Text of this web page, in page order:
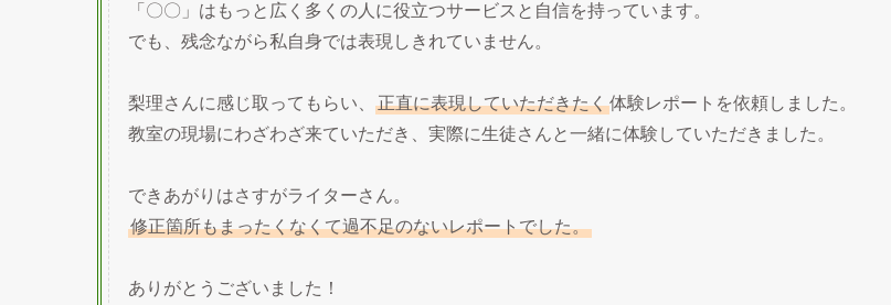
「〇〇」はもっと広く多くの人に役立つサービスと自信を持っています。
でも、残念ながら私自身では表現しきれていません。
梨理さんに感じ取ってもらい、 正直に表現していただきたく体験レポートを依頼しました。
教室の現場にわざわざ来ていただき、実際に生徒さんと一緒に体験していただきました。
できあがりはさすがライターさん。
修正箇所もまったくなくて過不足のないレポートでした。
ありがとうございました！